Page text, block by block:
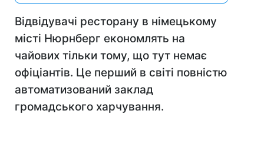
Відвідувачі ресторану в німецькому
місті Нюрнберг економлять на
чайових тільки тому, що тут немає
офіціантів. Це перший в світі повністю
автоматизований заклад
громадського харчування.